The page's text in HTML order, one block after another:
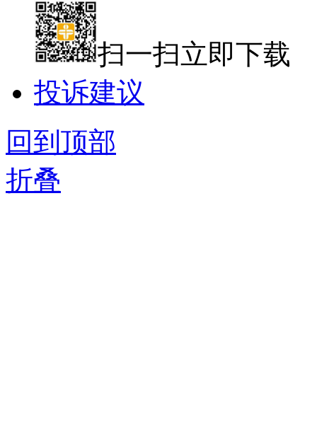
扫一扫立即下载
投诉建议
回到顶部
折叠